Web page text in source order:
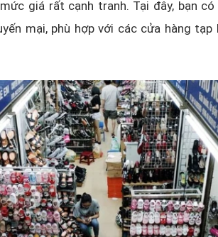
giá rất cạnh tranh. Tại đây, bạn
mại, phù hợp với các cửa hàng tạp